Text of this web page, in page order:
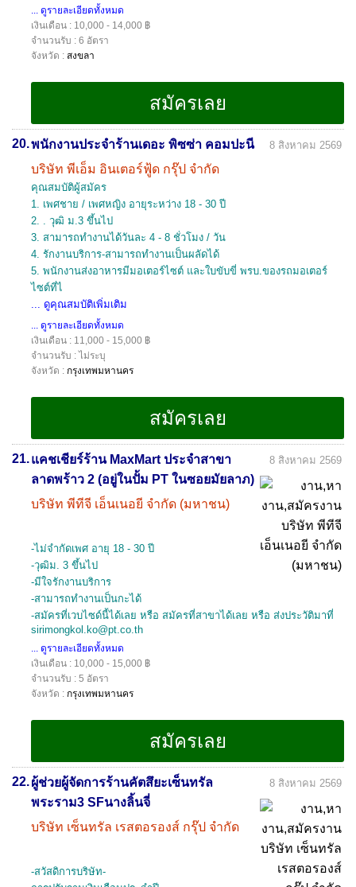
... ดูรายละเอียดทั้งหมด
เงินเดือน : 10,000 - 14,000 ฿
จำนวนรับ : 6 อัตรา
จังหวัด : สงขลา
20.พนักงานประจำร้านเดอะ พิซซ่า คอมปะนี
บริษัท พีเอ็ม อินเตอร์ฟู้ด กรุ๊ป จำกัด
8 สิงหาคม 2569
คุณสมบัติผู้สมัคร
1. เพศชาย / เพศหญิง อายุระหว่าง 18 - 30 ปี
2. . วุฒิ ม.3 ขึ้นไป
3. สามารถทำงานได้วันละ 4 - 8 ชั่วโมง / วัน
4. รักงานบริการ-สามารถทำงานเป็นผลัดได้
5. พนักงานส่งอาหารมีมอเตอร์ไซต์ และใบขับขี่ พรบ.ของรถมอเตอร์
ไซต์ที่ไ
... ดูคุณสมบัติเพิ่มเติม
... ดูรายละเอียดทั้งหมด
เงินเดือน : 11,000 - 15,000 ฿
จำนวนรับ : ไม่ระบุ
จังหวัด : กรุงเทพมหานคร
21.แคชเชียร์ร้าน MaxMart ประจำสาขา
ลาดพร้าว 2 (อยู่ในปั้ม PT ในซอยมัยลาภ)
บริษัท พีทีจี เอ็นเนอยี จำกัด (มหาชน)
8 สิงหาคม 2569
-ไม่จำกัดเพศ อายุ 18 - 30 ปี
-วุฒิม. 3 ขึ้นไป
-มีใจรักงานบริการ
-สามารถทำงานเป็นกะได้
-สมัครที่เวบไซด์นี้ได้เลย หรือ สมัครที่สาขาได้เลย หรือ ส่งประวัติมาที่
sirimongkol.ko@pt.co.th
... ดูรายละเอียดทั้งหมด
เงินเดือน : 10,000 - 15,000 ฿
จำนวนรับ : 5 อัตรา
จังหวัด : กรุงเทพมหานคร
22.ผู้ช่วยผู้จัดการร้านคัตสึยะเซ็นทรัล
พระราม3 SFนางลิ้นจี่
บริษัท เซ็นทรัล เรสตอรองส์ กรุ๊ป จำกัด
8 สิงหาคม 2569
-สวัสดิการบริษัท-